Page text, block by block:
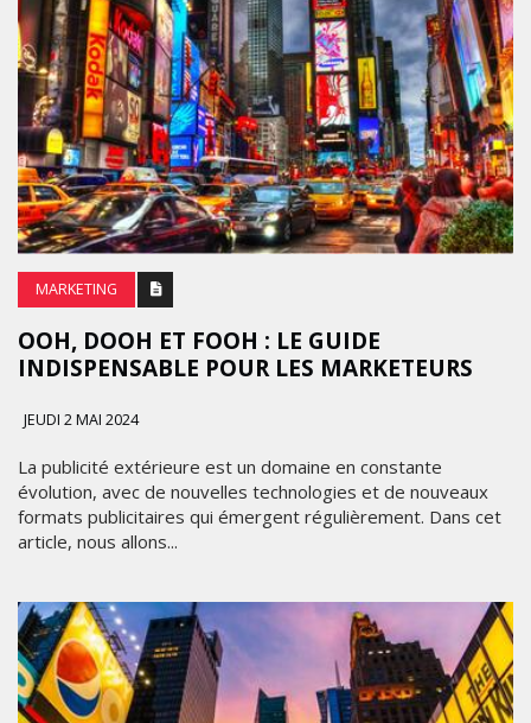
MARKETING
OOH, DOOH ET FOOH : LE GUIDE
INDISPENSABLE POUR LES MARKETEURS
JEUDI 2 MAI 2024
La publicité extérieure est un domaine en constante
évolution, avec de nouvelles technologies et de nouveaux
formats publicitaires qui émergent régulièrement. Dans cet
article, nous allons...